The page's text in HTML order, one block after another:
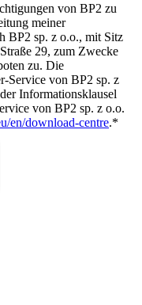
von BP2 zu
meiner
BP2 sp. z o.o., mit Sitz
29, zum Zwecke
zu. Die
Service von BP2 sp. z
Informationsklausel
von BP2 sp. z o.o.
en/download-centre.*